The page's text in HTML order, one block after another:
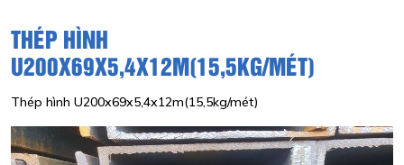
THÉP HÌNH
U200X69X5,4X12M(15,5KG/MÉT)
Thép hình U200x69x5,4x12m(15,5kg/mét)